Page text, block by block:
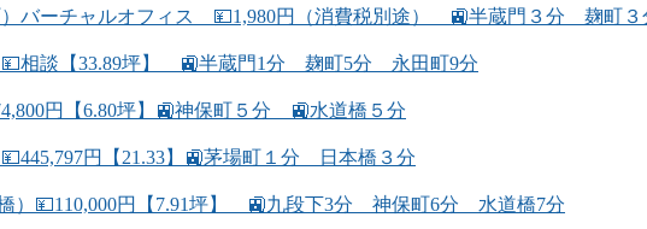
）バーチャルオフィス 💴1,980円（消費税別途） 🚉半蔵門３分 麹町
💴相談【33.89坪】 🚉半蔵門1分 麹町5分 永田町9分
円【6.80坪】🚉神保町５分 🚉水道橋５分
円【21.33】🚉茅場町１分 日本橋３分
）💴110,000円【7.91坪】 🚉九段下3分 神保町6分 水道橋7分